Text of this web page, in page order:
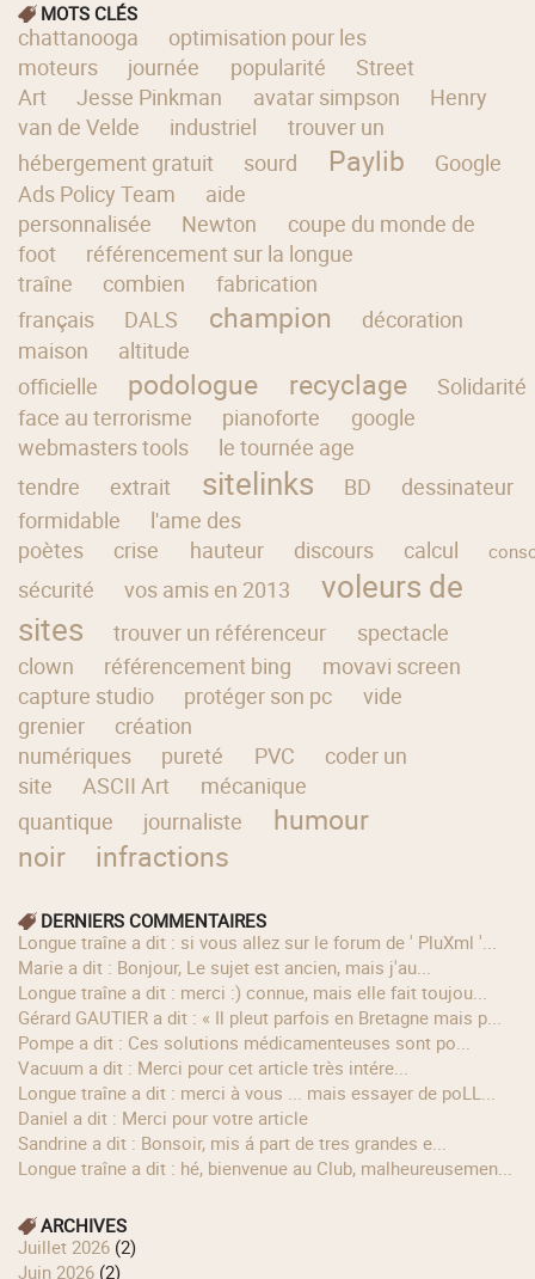
MOTS CLÉS
chattanooga
optimisation pour les
moteurs
journée popularité
Street
Art
Jesse Pinkman avatar simpson
Henry
van de Velde
industriel
trouver un
hébergement gratuit
sourd Paylib
Google
Ads Policy Team
aide
personnalisée
Newton
coupe du monde de
foot
référencement sur la longue
traîne
combien
fabrication
français
DALS champion
décoration
maison
altitude
officielle
podologue recyclage
Solidarité
face au terrorisme
pianoforte
google
webmasters tools
le tournée age
tendre
extrait sitelinks BD
dessinateur
formidable
l'ame des
poètes
crise hauteur discours calcul
sécurité vos amis en 2013
voleurs de
sites
trouver un référenceur
spectacle
clown
référencement bing
movavi screen
capture studio
protéger son pc
vide
grenier
création
numériques
pureté PVC
coder un
site
ASCII Art
mécanique
quantique
journaliste
humour
noir
infractions
DERNIERS COMMENTAIRES
longue traîne a dit : si vous allez sur le forum de ' PluXml '...
Marie a dit : Bonjour, Le sujet est ancien, mais j'au...
longue traîne a dit : merci :) connue, mais elle fait toujou...
Gérard GAUTIER a dit : « Il pleut parfois en Bretagne mais p...
Pompe a dit : Ces solutions médicamenteuses sont po...
Vacuum a dit : Merci pour cet article très intére...
longue traîne a dit : merci à vous ... mais essayer de poLL...
Daniel a dit : Merci pour votre article
Sandrine a dit : Bonsoir, mis á part de tres grandes e...
longue traîne a dit : hé, bienvenue au Club, malheureusemen...
ARCHIVES
juillet 2026 (2)
juin 2026 (2)